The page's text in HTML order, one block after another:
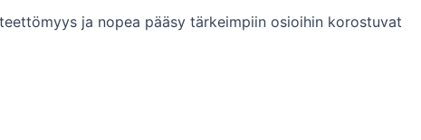
ja nopea pääsy tärkeimpiin osioihin korostuvat